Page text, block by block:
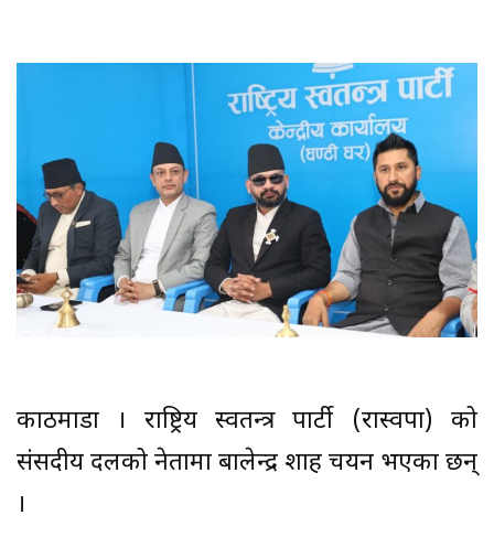
काठमाडौँ । राष्ट्रिय स्वतन्त्र पार्टी (रास्वपा) को
संसदीय दलको नेतामा बालेन्द्र शाह चयन भएका छन्
।